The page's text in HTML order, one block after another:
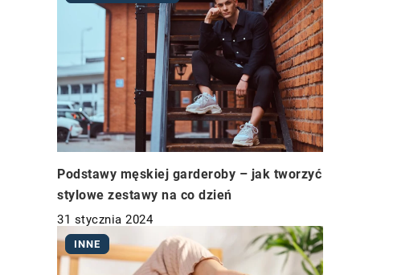
Podstawy męskiej garderoby – jak tworzyć
stylowe zestawy na co dzień
31 stycznia 2024
INNE